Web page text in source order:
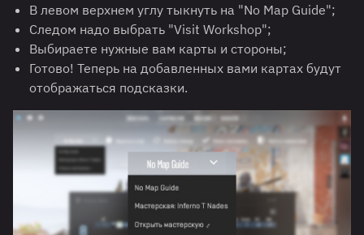
В левом верхнем углу тыкнуть на "No Map Guide";
Следом надо выбрать "Visit Workshop";
Выбираете нужные вам карты и стороны;
Готово! Теперь на добавленных вами картах будут
отображаться подсказки.